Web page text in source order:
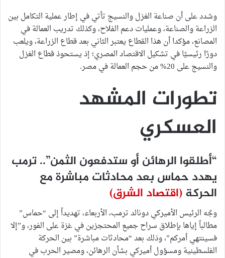
وشدد على أن صناعة الغزل والنسيج تأتي في إطار عملية التكامل بين
الزراعة والصناعة، وعمليات دعم الفلاح، وكذلك تدريب العمالة في
المصانع، مؤكدا أن هذا القطاع يعتبر الثاني بعد قطاع الزراعة، ويلعب
دورًا رئيسيًا في تشكيل الاقتصاد المصري؛ إذ يستحوذ قطاع الغزل
والنسيج على 20% من حجم العمالة في مصر.
تطورات المشهد
العسكري
“أطلقوا الرهائن أو ستدفعون الثمن”.. ترمب
يهدد حماس بعد محادثات مباشرة مع
الحركة(اقتصاد الشرق)
وجَّه الرئيس الأميركي دونالد ترمب، الأربعاء، تهديداً إلى “حماس”
مطالباً إياها بإطلاق سراح جميع المحتجزين في غزة على الفور، و”إلا
فسينتهي أمركم”، وذلك بعد “محادثات مباشرة” بين الحركة
الفلسطينية ومسؤول أميركي بشأن الرهائن، ومصير الحرب في